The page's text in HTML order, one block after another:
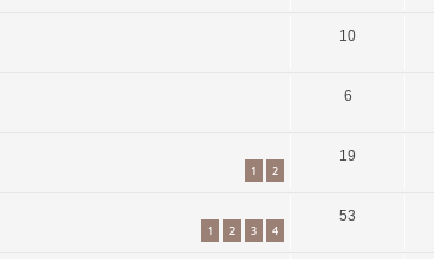
10
6
1 2
19
1 2 3 4
53